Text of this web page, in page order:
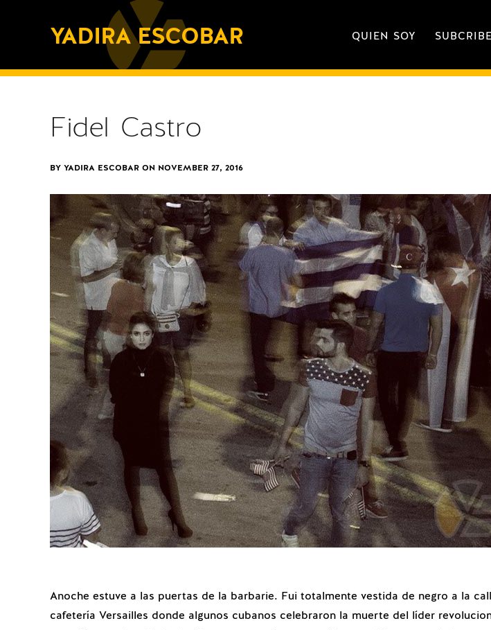
YADIRA ESCOBAR QUIEN SOY
Fidel Castro
BY YADIRA ESCOBAR ON NOVEMBER 27, 2016
Anoche estuve a las puertas de la barbarie. Fui totalmente vestida de negro a la
cafetería Versailles donde algunos cubanos celebraron la muerte del líder